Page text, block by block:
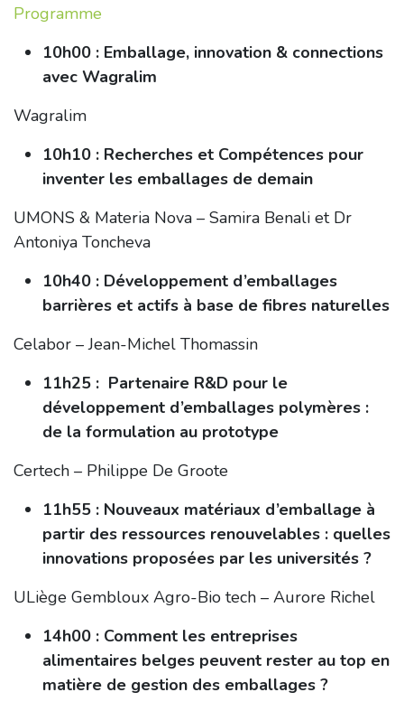
Programme
10h00 : Emballage, innovation & connections
avec Wagralim
Wagralim
10h10 : Recherches et Compétences pour
inventer les emballages de demain
UMONS & Materia Nova – Samira Benali et Dr
Antoniya Toncheva
10h40 : Développement d’emballages
barrières et actifs à base de fibres naturelles
Celabor – Jean-Michel Thomassin
11h25 : Partenaire R&D pour le
développement d’emballages polymères :
de la formulation au prototype
Certech – Philippe De Groote
11h55 : Nouveaux matériaux d’emballage à
partir des ressources renouvelables : quelles
innovations proposées par les universités ?
ULiège Gembloux Agro-Bio tech – Aurore Richel
14h00 : Comment les entreprises
alimentaires belges peuvent rester au top en
matière de gestion des emballages ?